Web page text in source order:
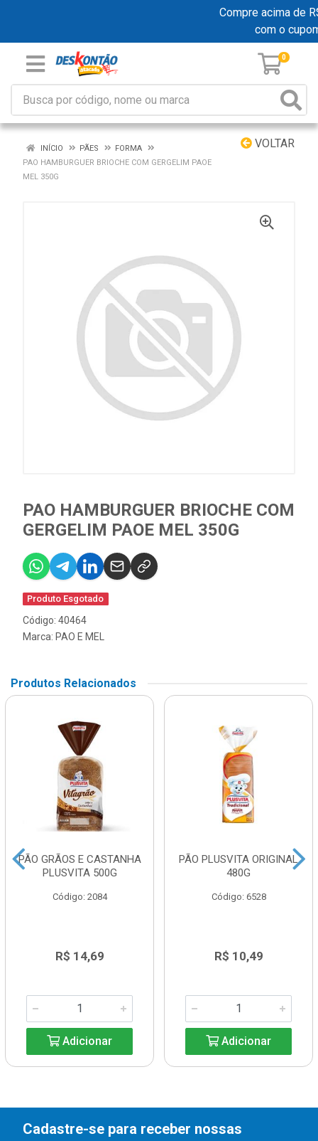
Compre acima de
com o
0
VOLTAR
INÍCIO PÃES
FORMA
PAO HAMBURGUER BRIOCHE COM GERGELIM PAOE
MEL 350G
PAO HAMBURGUER BRIOCHE COM
GERGELIM PAOE MEL 350G
Produto Esgotado
Código: 40464
Marca: PAO E MEL
Produtos Relacionados
PÃO GRÃOS E CASTANHA
PLUSVITA 500G
Código: 2084
R$ 14,69
Adicionar
PÃO PLUSVITA ORIGINAL
480G
Código: 6528
R$ 10,49
Adicionar
Cadastre-se para receber nossas